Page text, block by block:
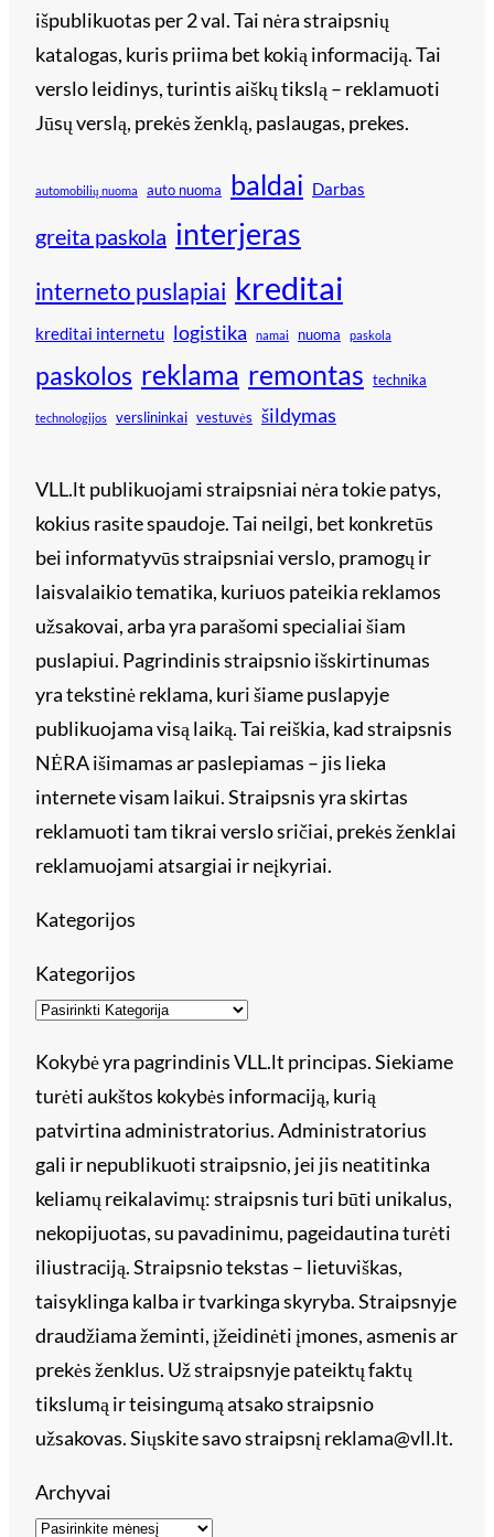
išpublikuotas per 2 val. Tai nėra straipsnių
katalogas, kuris priima bet kokią informaciją. Tai
verslo leidinys, turintis aiškų tikslą – reklamuoti
Jūsų verslą, prekės ženklą, paslaugas, prekes.
automobilių nuoma auto nuoma baldai Darbas
greita paskola interjeras
interneto puslapiai kreditai
kreditai internetu logistika namai nuoma paskola
paskolos reklama remontas technika
technologijos verslininkai vestuvės šildymas
VLL.lt publikuojami straipsniai nėra tokie patys,
kokius rasite spaudoje. Tai neilgi, bet konkretūs
bei informatyvūs straipsniai verslo, pramogų ir
laisvalaikio tematika, kuriuos pateikia reklamos
užsakovai, arba yra parašomi specialiai šiam
puslapiui. Pagrindinis straipsnio išskirtinumas
yra tekstinė reklama, kuri šiame puslapyje
publikuojama visą laiką. Tai reiškia, kad straipsnis
NĖRA išimamas ar paslepiamas – jis lieka
internete visam laikui. Straipsnis yra skirtas
reklamuoti tam tikrai verslo sričiai, prekės ženklai
reklamuojami atsargiai ir neįkyriai.
Kategorijos
Kategorijos
Kokybė yra pagrindinis VLL.lt principas. Siekiame
turėti aukštos kokybės informaciją, kurią
patvirtina administratorius. Administratorius
gali ir nepublikuoti straipsnio, jei jis neatitinka
keliamų reikalavimų: straipsnis turi būti unikalus,
nekopijuotas, su pavadinimu, pageidautina turėti
iliustraciją. Straipsnio tekstas – lietuviškas,
taisyklinga kalba ir tvarkinga skyryba. Straipsnyje
draudžiama žeminti, įžeidinėti įmones, asmenis ar
prekės ženklus. Už straipsnyje pateiktų faktų
tikslumą ir teisingumą atsako straipsnio
užsakovas. Siųskite savo straipsnį reklama@vll.lt.
Archyvai